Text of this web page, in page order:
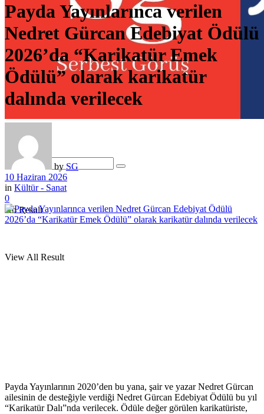
No Result
View All Result
Payda Yayınlarınca verilen
Nedret Gürcan Edebiyat Ödülü
2026’da “Karikatür Emek
Ödülü” olarak karikatür
dalında verilecek
by SG
10 Haziran 2026
in Kültür - Sanat
0
Payda Yayınlarının 2020’den bu yana, şair ve yazar Nedret Gürcan
ailesinin de desteğiyle verdiği Nedret Gürcan Edebiyat Ödülü bu yıl
“Karikatür Dalı”nda verilecek. Ödüle değer görülen karikatüriste,